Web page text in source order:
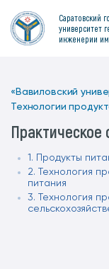
Саратовский
университет
инженерии
«Вавиловский
Технологии
Практическое
1. Продукты
2. Технология
питания
3. Технология